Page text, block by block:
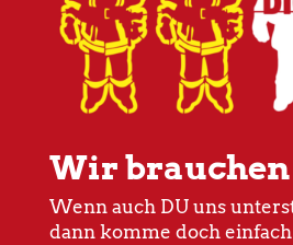
Wir brauchen
Wenn auch DU uns
dann komme doch einfach